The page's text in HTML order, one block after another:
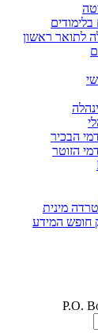
בלימודים
לתואר ראשון
הבכיר
הזוטר
מינית
חופש המידע
P.O.